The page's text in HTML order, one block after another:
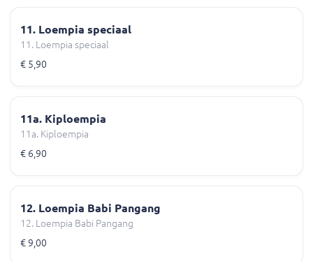
11. Loempia speciaal
11. Loempia speciaal
€ 5,90
11a. Kiploempia
11a. Kiploempia
€ 6,90
12. Loempia Babi Pangang
12. Loempia Babi Pangang
€ 9,00